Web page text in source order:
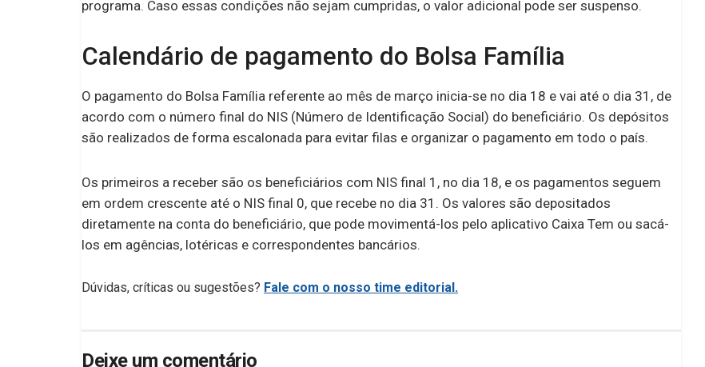
programa. Caso essas condições não sejam cumpridas, o valor adicional pode ser suspenso.
Calendário de pagamento do Bolsa Família
O pagamento do Bolsa Família referente ao mês de março inicia-se no dia 18 e vai até o dia 31, de
acordo com o número final do NIS (Número de Identificação Social) do beneficiário. Os depósitos
são realizados de forma escalonada para evitar filas e organizar o pagamento em todo o país.
Os primeiros a receber são os beneficiários com NIS final 1, no dia 18, e os pagamentos seguem
em ordem crescente até o NIS final 0, que recebe no dia 31. Os valores são depositados
diretamente na conta do beneficiário, que pode movimentá-los pelo aplicativo Caixa Tem ou sacá-
los em agências, lotéricas e correspondentes bancários.
Dúvidas, críticas ou sugestões? Fale com o nosso time editorial.
Deixe um comentário